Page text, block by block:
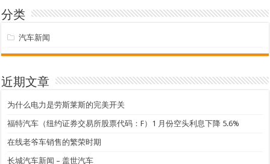
分类
汽车新闻
近期文章
为什么电力是劳斯莱斯的完美开关
福特汽车（纽约证券交易所股票代码：F）1 月份空头利息下降 5.6%
在线老爷车销售的繁荣时期
长城汽车新闻 – 盖世汽车